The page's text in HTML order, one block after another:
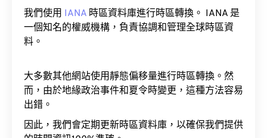
我們使用 IANA 時區資料庫進行時區轉換。 IANA 是
一個知名的權威機構，負責協調和管理全球時區資
料。
大多數其他網站使用靜態偏移量進行時區轉換。然
而，由於地緣政治事件和夏令時變更，這種方法容易
出錯。
因此，我們會定期更新時區資料庫，以確保我們提供